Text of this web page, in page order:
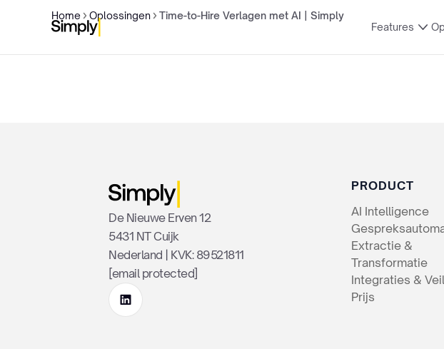
Features
Home Oplossingen Time-to-Hire Verlagen met AI | Simply
De Nieuwe Erven 12
5431 NT Cuijk
Nederland | KVK: 89521811
[email protected]
PRODUCT
AI Intelligence
Extractie &
Transformatie
Integraties &
Prijs